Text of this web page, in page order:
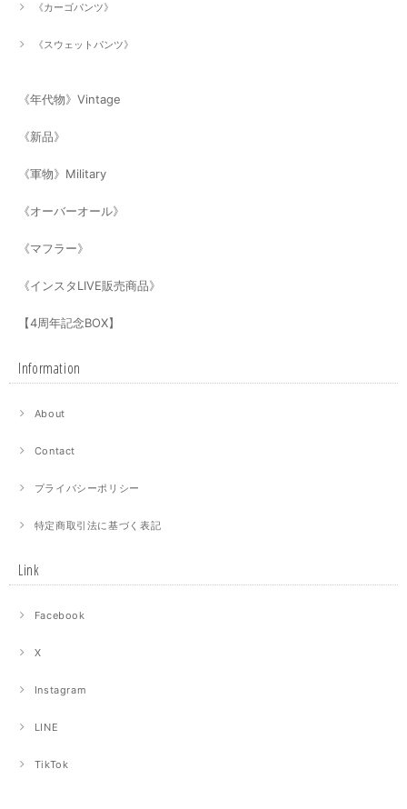
《カーゴパンツ》
《スウェットパンツ》
《年代物》Vintage
《新品》
《軍物》Military
《オーバーオール》
《マフラー》
《インスタLIVE販売商品》
【4周年記念BOX】
Information
About
Contact
プライバシーポリシー
特定商取引法に基づく表記
Link
Facebook
X
Instagram
LINE
TikTok